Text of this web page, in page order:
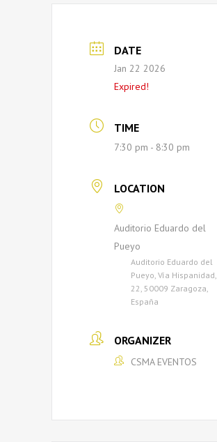
DATE
Jan 22 2026
Expired!
TIME
7:30 pm - 8:30 pm
LOCATION
Auditorio Eduardo del
Pueyo
Auditorio Eduardo del
Pueyo, Vía Hispanidad,
22, 50009 Zaragoza,
España
ORGANIZER
CSMA EVENTOS